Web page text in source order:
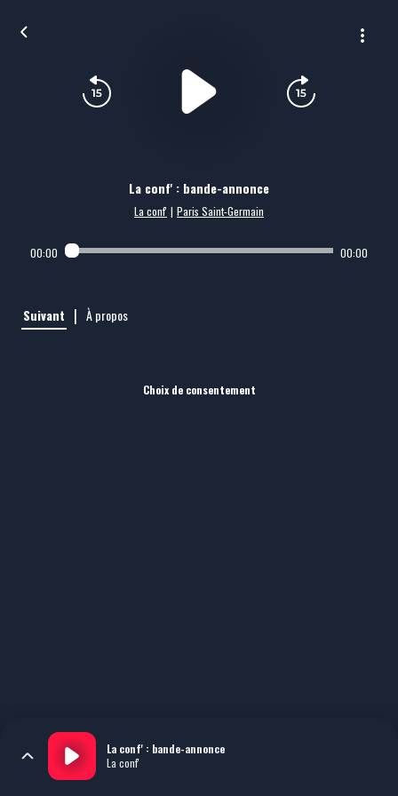
La conf' : bande-annonce
La conf' | Paris Saint-Germain
00:00 00:00
Suivant | À propos
Choix de consentement
La conf' : bande-annonce
La conf'